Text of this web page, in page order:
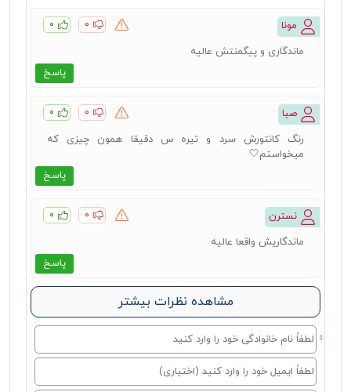
مونا ۰ ۰
پاسخ
ماندگاری و پیگمنتش عالیه
صبا ۰ ۰
پاسخ
رنگ کانتورش سرد و تیره س دقیقا همون چیزی که
میخواستم🤍
نسترن ۰ ۰
پاسخ
ماندگاریش واقعا عالیه
مشاهده نظرات بیشتر